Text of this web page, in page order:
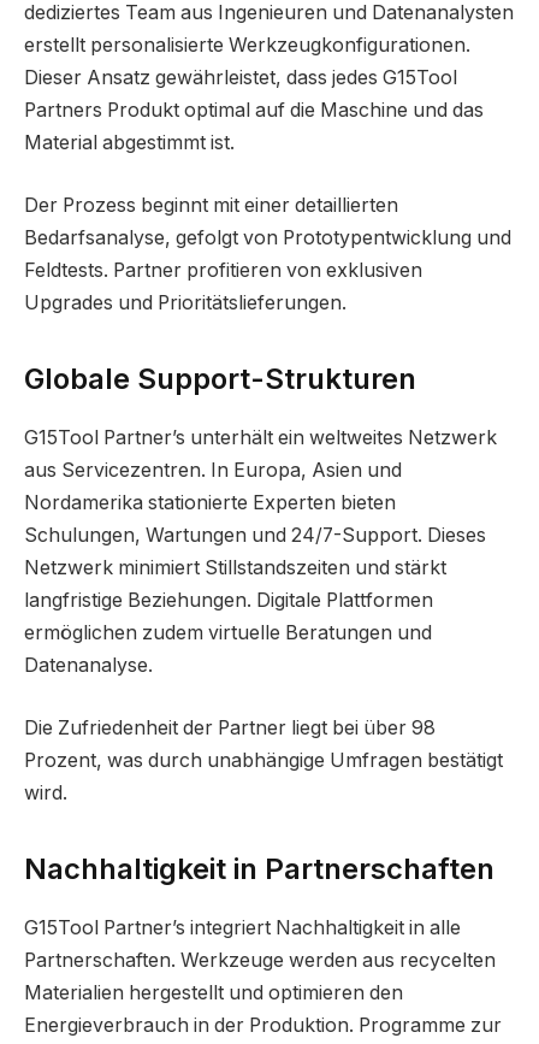
dediziertes Team aus Ingenieuren und Datenanalysten
erstellt personalisierte Werkzeugkonfigurationen.
Dieser Ansatz gewährleistet, dass jedes G15Tool
Partners Produkt optimal auf die Maschine und das
Material abgestimmt ist.
Der Prozess beginnt mit einer detaillierten
Bedarfsanalyse, gefolgt von Prototypentwicklung und
Feldtests. Partner profitieren von exklusiven
Upgrades und Prioritätslieferungen.
Globale Support-Strukturen
G15Tool Partner’s unterhält ein weltweites Netzwerk
aus Servicezentren. In Europa, Asien und
Nordamerika stationierte Experten bieten
Schulungen, Wartungen und 24/7-Support. Dieses
Netzwerk minimiert Stillstandszeiten und stärkt
langfristige Beziehungen. Digitale Plattformen
ermöglichen zudem virtuelle Beratungen und
Datenanalyse.
Die Zufriedenheit der Partner liegt bei über 98
Prozent, was durch unabhängige Umfragen bestätigt
wird.
Nachhaltigkeit in Partnerschaften
G15Tool Partner’s integriert Nachhaltigkeit in alle
Partnerschaften. Werkzeuge werden aus recycelten
Materialien hergestellt und optimieren den
Energieverbrauch in der Produktion. Programme zur